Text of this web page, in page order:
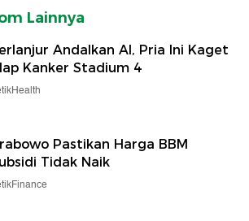
Lainnya
Andalkan AI, Pria Ini Kaget
Kanker Stadium 4
Pastikan Harga BBM
Tidak Naik